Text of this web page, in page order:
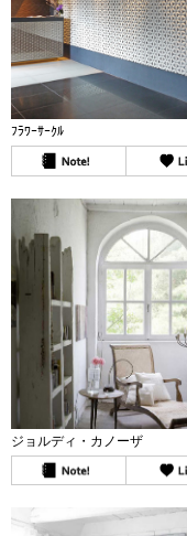
ﾌﾗﾜｰｻｰｸﾙ
ジョルディ・カノーザ